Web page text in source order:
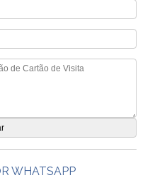
WHATSAPP